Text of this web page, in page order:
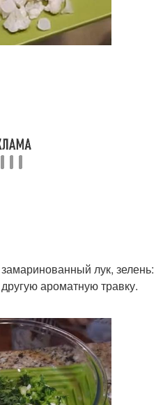
лук, зелень:
ароматную травку.